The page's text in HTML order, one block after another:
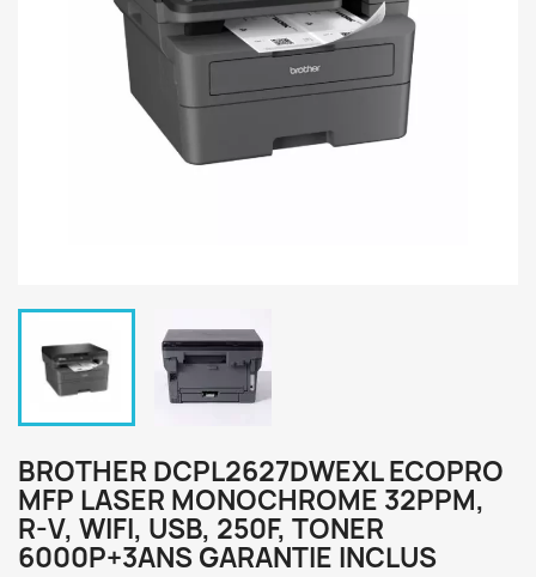
BROTHER DCPL2627DWEXL ECOPRO
MFP LASER MONOCHROME 32PPM,
R-V, WIFI, USB, 250F, TONER
6000P+3ANS GARANTIE INCLUS